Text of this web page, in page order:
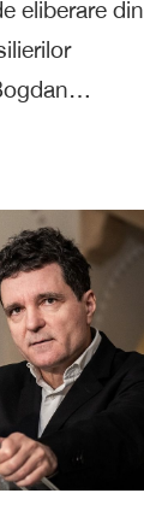
eliberare din